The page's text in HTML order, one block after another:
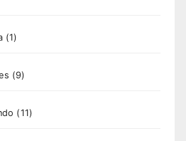
(1)
(9)
(11)